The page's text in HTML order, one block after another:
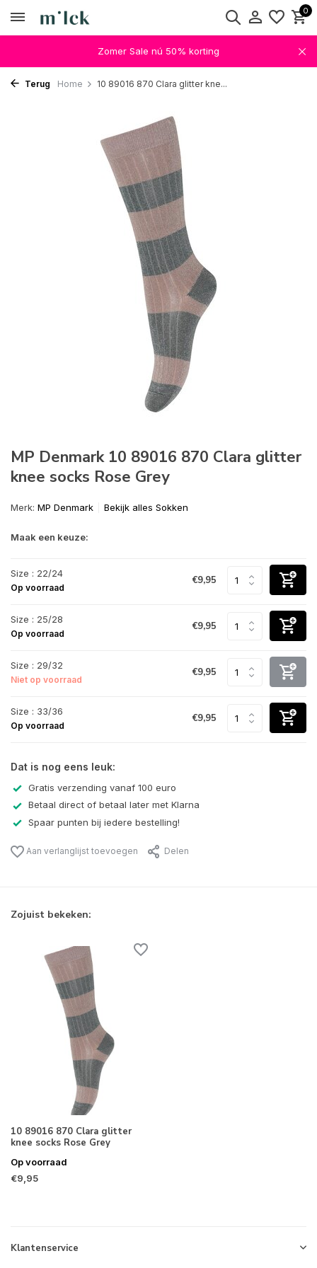
0
Zomer Sale nú 50% korting
Terug Home 10 89016 870 Clara glitter kne...
MP Denmark 10 89016 870 Clara glitter
knee socks Rose Grey
Merk: MP Denmark Bekijk alles Sokken
Maak een keuze:
Size : 22/24
Op voorraad
€9,95
Size : 25/28
Op voorraad
€9,95
Size : 29/32
Niet op voorraad
€9,95
Size : 33/36
Op voorraad
€9,95
Dat is nog eens leuk:
Gratis verzending vanaf 100 euro
Betaal direct of betaal later met Klarna
Spaar punten bij iedere bestelling!
Aan verlanglijst toevoegen Delen
Zojuist bekeken:
10 89016 870 Clara glitter
knee socks Rose Grey
Op voorraad
€9,95
Klantenservice